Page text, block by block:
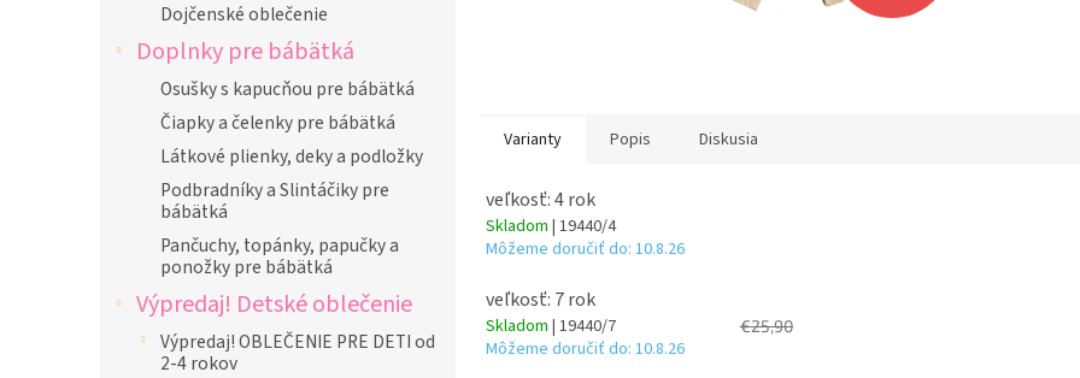
Dojčenské oblečenie
Doplnky pre bábätká
Osušky s kapucňou pre bábätká
Čiapky a čelenky pre bábätká
Látkové plienky, deky a podložky
Podbradníky a Slintáčiky pre
bábätká
Pančuchy, topánky, papučky a
ponožky pre bábätká
Výpredaj! Detské oblečenie
Výpredaj! OBLEČENIE PRE DETI od
2-4 rokov
Varianty Popis Diskusia
veľkosť: 4 rok
Skladom | 19440/4
Môžeme doručiť do: 10.8.26
veľkosť: 7 rok
Skladom | 19440/7
Môžeme doručiť do: 10.8.26
€25,90